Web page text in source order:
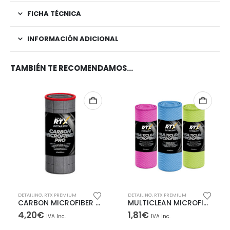
FICHA TÉCNICA
INFORMACIÓN ADICIONAL
TAMBIÉN TE RECOMENDAMOS…
DETAILING, RTX PREMIUM
CARBON MICROFIBER PRO
4,20€ IVA Inc.
DETAILING, RTX PREMIUM
MULTICLEAN MICROFIBER
1,81€ IVA Inc.